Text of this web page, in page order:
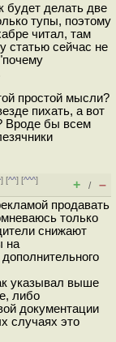
будет делать две
тупы, поэтому
читал, там
статью сейчас не
простой мысли?
пихать, а вот
Вроде бы всем
] [^^] [^^^]
+ / –
продавать
только
снижают
на
указывал выше
либо
документации
случаях это